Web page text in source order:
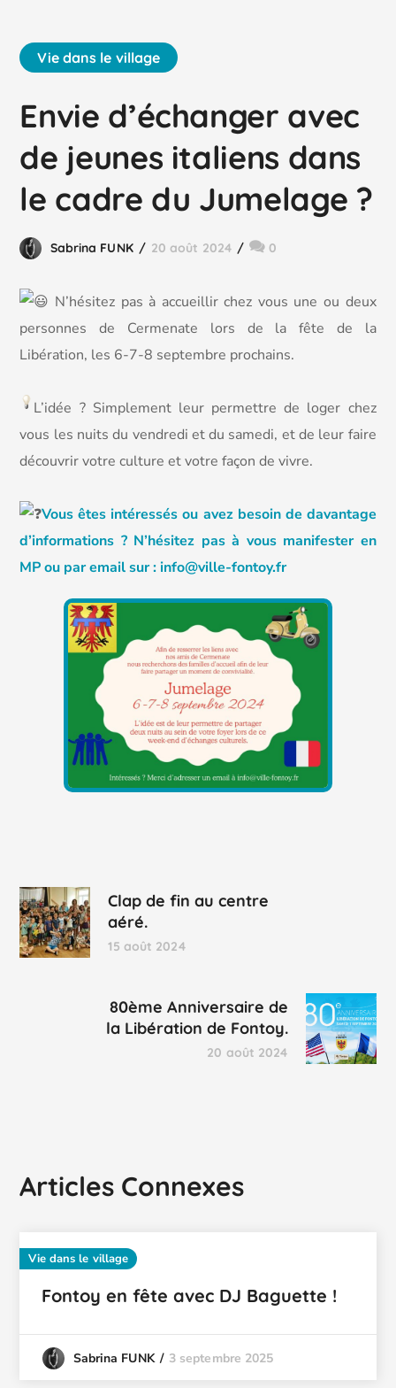
Vie dans le village
Envie d’échanger avec
de jeunes italiens dans
le cadre du Jumelage ?
Sabrina FUNK 20 août 2024 0
N’hésitez pas à accueillir chez vous une ou deux
personnes de Cermenate lors de la fête de la
Libération, les 6-7-8 septembre prochains.
L’idée ? Simplement leur permettre de loger chez
vous les nuits du vendredi et du samedi, et de leur faire
découvrir votre culture et votre façon de vivre.
Vous êtes intéressés ou avez besoin de davantage
d’informations ? N’hésitez pas à vous manifester en
MP ou par email sur : info@ville-fontoy.fr
Clap de fin au centre
aéré.
15 août 2024
80ème Anniversaire de
la Libération de Fontoy.
20 août 2024
Articles Connexes
Vie dans le village
Fontoy en fête avec DJ Baguette !
Sabrina FUNK 3 septembre 2025